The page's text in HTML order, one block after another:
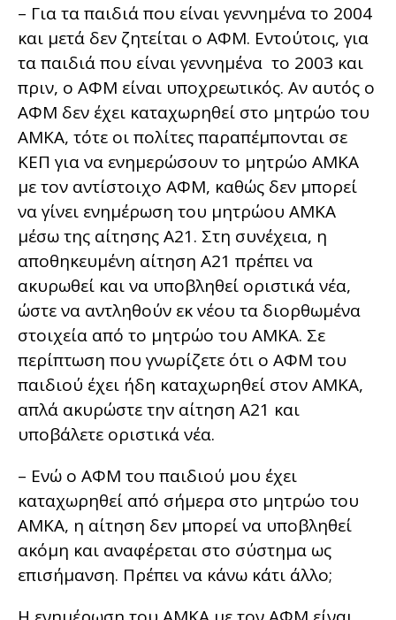
– Για τα παιδιά που είναι γεννημένα το 2004
και μετά δεν ζητείται ο ΑΦΜ. Εντούτοις, για
τα παιδιά που είναι γεννημένα το 2003 και
πριν, ο ΑΦΜ είναι υποχρεωτικός. Αν αυτός ο
ΑΦΜ δεν έχει καταχωρηθεί στο μητρώο του
ΑΜΚΑ, τότε οι πολίτες παραπέμπονται σε
ΚΕΠ για να ενημερώσουν το μητρώο ΑΜΚΑ
με τον αντίστοιχο ΑΦΜ, καθώς δεν μπορεί
να γίνει ενημέρωση του μητρώου ΑΜΚΑ
μέσω της αίτησης Α21. Στη συνέχεια, η
αποθηκευμένη αίτηση Α21 πρέπει να
ακυρωθεί και να υποβληθεί οριστικά νέα,
ώστε να αντληθούν εκ νέου τα διορθωμένα
στοιχεία από το μητρώο του ΑΜΚΑ. Σε
περίπτωση που γνωρίζετε ότι ο ΑΦΜ του
παιδιού έχει ήδη καταχωρηθεί στον ΑΜΚΑ,
απλά ακυρώστε την αίτηση Α21 και
υποβάλετε οριστικά νέα.
– Ενώ ο ΑΦΜ του παιδιού μου έχει
καταχωρηθεί από σήμερα στο μητρώο του
ΑΜΚΑ, η αίτηση δεν μπορεί να υποβληθεί
ακόμη και αναφέρεται στο σύστημα ως
επισήμανση. Πρέπει να κάνω κάτι άλλο;